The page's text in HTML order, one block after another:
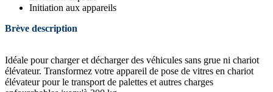
Initiation aux appareils
Brève description
Idéale pour charger et décharger des véhicules sans grue ni chariot
élévateur. Transformez votre appareil de pose de vitres en chariot
élévateur pour le transport de palettes et autres charges